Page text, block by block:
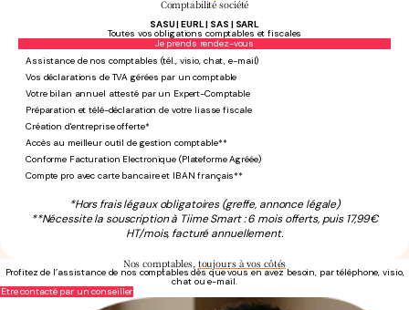
Comptabilité société
SASU | EURL | SAS | SARL
Toutes vos obligations comptables et fiscales
Je prends rendez-vous
Sans engagement
Assistance de nos comptables (tél., visio, chat, e-mail)
Vos déclarations de TVA gérées par un comptable
Votre bilan annuel attesté par un Expert-Comptable
Préparation et télé-déclaration de votre liasse fiscale
Création d'entreprise offerte*
Accès au meilleur outil de gestion comptable**
Conforme Facturation Electronique (Plateforme Agréée)
Compte pro avec carte bancaire et IBAN français**
*Hors frais légaux obligatoires (greffe, annonce légale)
**Nécessite la souscription à Tiime Smart : 6 mois offerts, puis 17,99€
HT/mois, facturé annuellement.
Nos comptables, toujours à vos côtés
Profitez de l’assistance de nos comptables dès que vous en avez besoin, par téléphone, visio,
chat ou e-mail.
Être contacté par un conseiller